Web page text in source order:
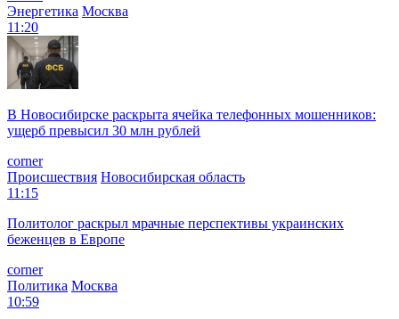
Энергетика Москва
11:20
В Новосибирске раскрыта ячейка телефонных мошенников:
ущерб превысил 30 млн рублей
corner
Происшествия Новосибирская область
11:15
Политолог раскрыл мрачные перспективы украинских
беженцев в Европе
corner
Политика Москва
10:59